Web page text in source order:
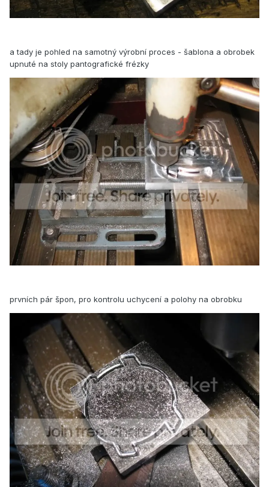
a tady je pohled na samotný výrobní proces - šablona a obrobek
upnuté na stoly pantografické frézky
prvních pár špon, pro kontrolu uchycení a polohy na obrobku